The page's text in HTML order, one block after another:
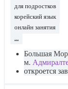
для подростков
корейский язык
онлайн занятия
...
Большая
м.
откроется